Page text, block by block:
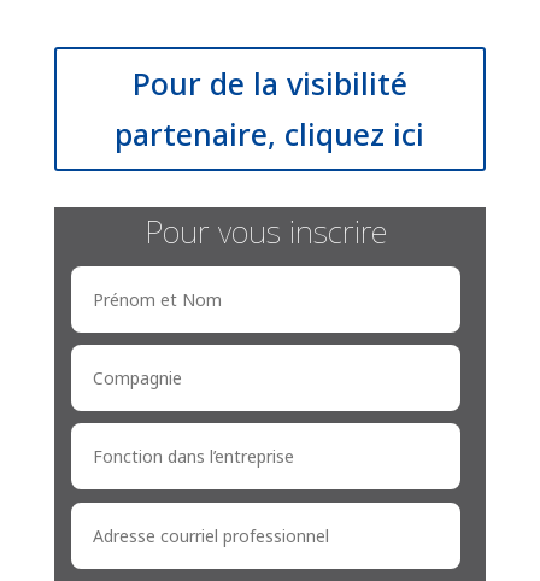
Pour de la visibilité
partenaire, cliquez ici
Pour vous inscrire